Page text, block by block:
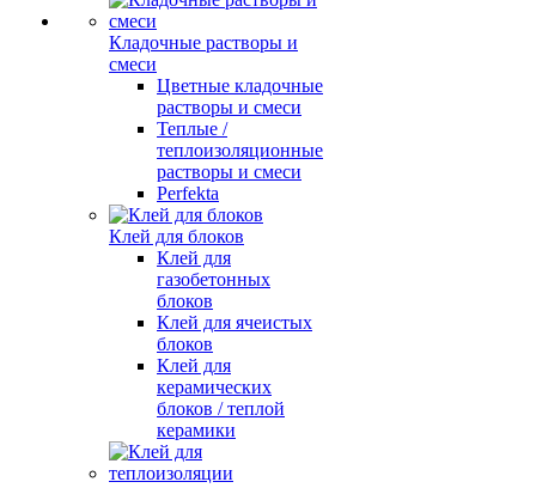
Кладочные растворы и
смеси
Цветные кладочные
растворы и смеси
Теплые /
теплоизоляционные
растворы и смеси
Perfekta
Клей для блоков
Клей для
газобетонных
блоков
Клей для ячеистых
блоков
Клей для
керамических
блоков / теплой
керамики